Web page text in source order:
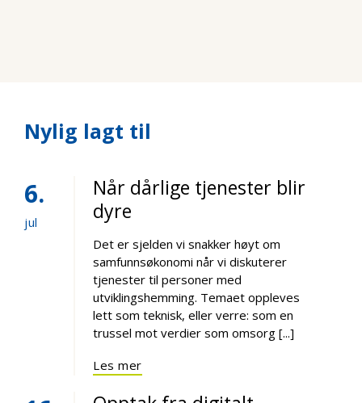
Nylig lagt til
6
jul
Når dårlige tjenester blir
dyre
Det er sjelden vi snakker høyt om
samfunnsøkonomi når vi diskuterer
tjenester til personer med
utviklingshemming. Temaet oppleves
lett som teknisk, eller verre: som en
trussel mot verdier som omsorg [...]
Les mer